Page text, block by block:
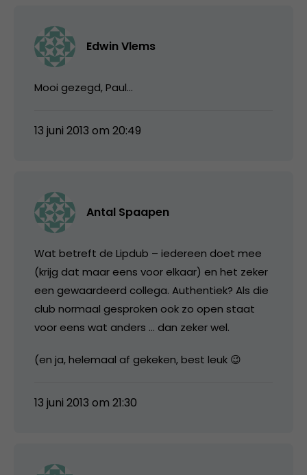
Edwin Vlems
Mooi gezegd, Paul…
13 juni 2013 om 20:49
Antal Spaapen
Wat betreft de Lipdub – iedereen doet mee
(krijg dat maar eens voor elkaar) en het zeker
een gewaardeerd collega. Authentiek? Als die
club normaal gesproken ook zo open staat
voor eens wat anders … dan zeker wel.
(en ja, helemaal af gekeken, best leuk 😉
13 juni 2013 om 21:30